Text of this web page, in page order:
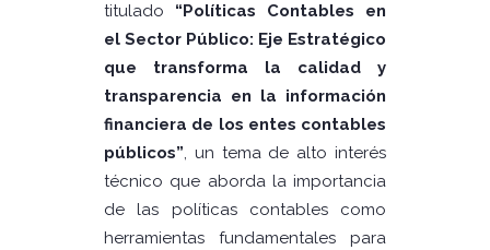
titulado “Políticas Contables en
el Sector Público: Eje Estratégico
que transforma la calidad y
transparencia en la información
financiera de los entes contables
públicos”, un tema de alto interés
técnico que aborda la importancia
de las políticas contables como
herramientas fundamentales para